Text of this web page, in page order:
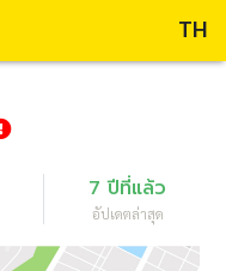
TH
7 ปีที่แล้ว
อัปเดตล่าสุด